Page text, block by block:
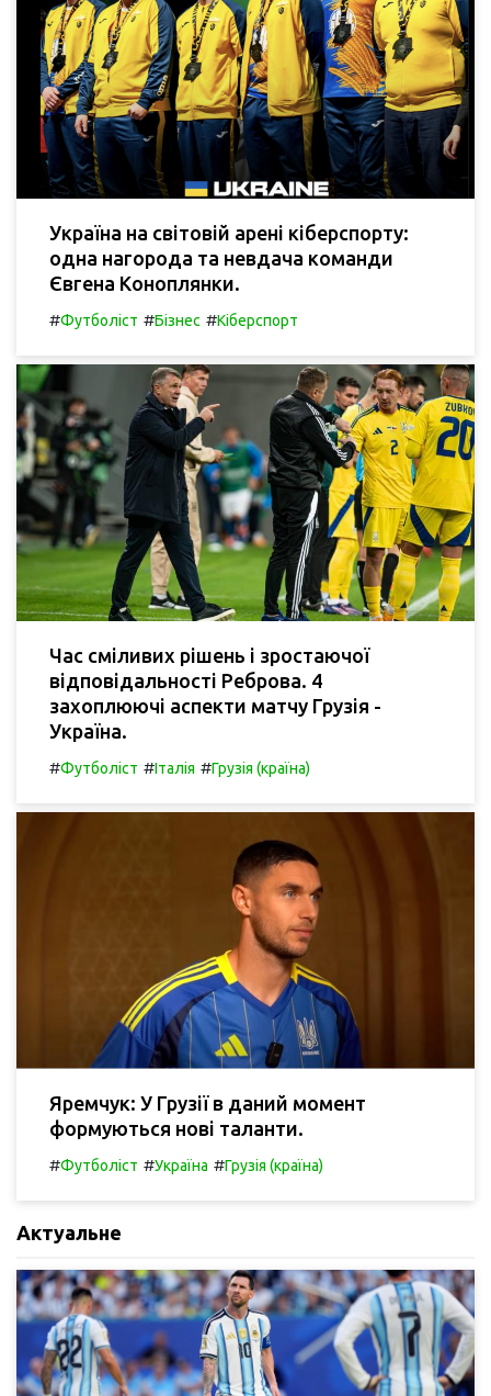
Україна на світовій арені кіберспорту:
одна нагорода та невдача команди
Євгена Коноплянки.
#Футболіст #Бізнес #Кіберспорт
Час сміливих рішень і зростаючої
відповідальності Реброва. 4
захоплюючі аспекти матчу Грузія -
Україна.
#Футболіст #Італія #Грузія (країна)
Яремчук: У Грузії в даний момент
формуються нові таланти.
#Футболіст #Україна #Грузія (країна)
Актуальне